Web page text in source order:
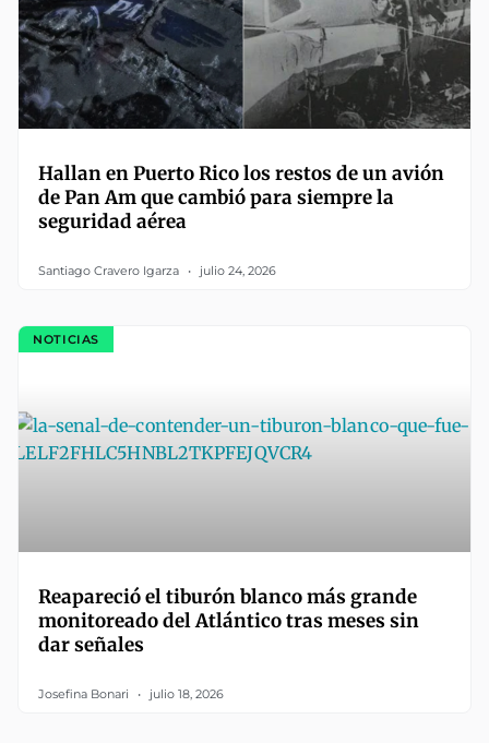
Hallan en Puerto Rico los restos de un avión
de Pan Am que cambió para siempre la
seguridad aérea
Santiago Cravero Igarza julio 24, 2026
NOTICIAS
Reapareció el tiburón blanco más grande
monitoreado del Atlántico tras meses sin
dar señales
Josefina Bonari julio 18, 2026